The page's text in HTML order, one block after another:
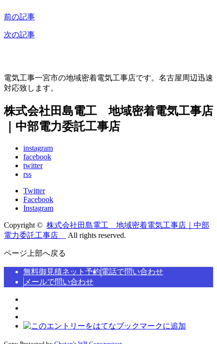
前の記事
次の記事
電気工事一宮市の地域密着電気工事店です。名古屋周辺迅速
対応致します。
株式会社田島電工 地域密着電気工事店
｜中部電力委託工事店
instagram
facebook
twitter
rss
Twitter
Facebook
Instagram
Copyright © 株式会社田島電工 地域密着電気工事店｜中部
電力委託工事店
All rights reserved.
ページ上部へ戻る
無料御見積ネット予約電話で問い合わせ
メールで問い合わせ